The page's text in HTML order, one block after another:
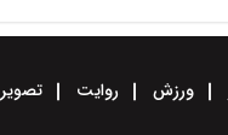
ورزش روایت تصویر